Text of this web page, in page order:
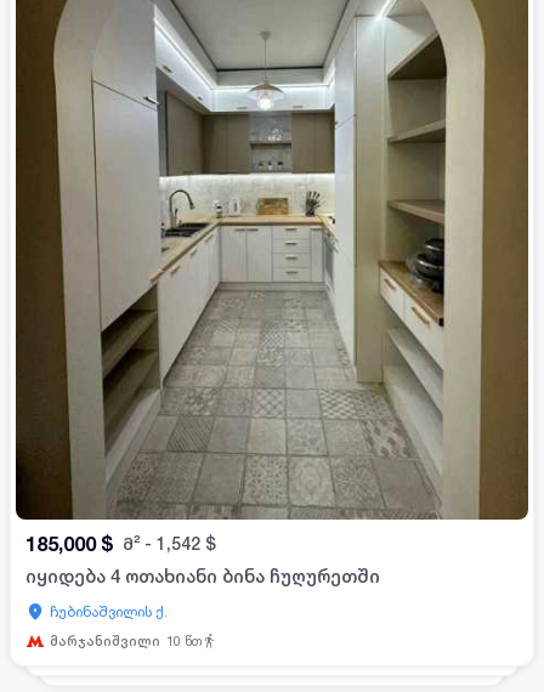
185,000 $ მ² - 1,542 $
იყიდება 4 ოთახიანი ბინა ჩუღურეთში
ჩუბინაშვილის ქ.
მარჯანიშვილი 10 წთ